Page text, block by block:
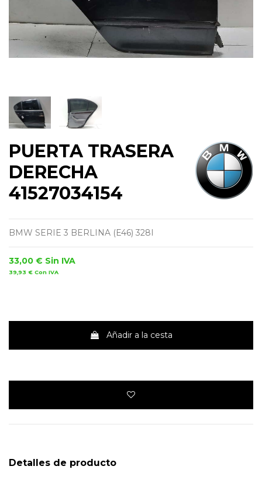
PUERTA TRASERA
DERECHA
41527034154
BMW SERIE 3 BERLINA (E46) 328I
33,00 € Sin IVA
39,93 € Con IVA
Añadir a la cesta
Detalles de producto